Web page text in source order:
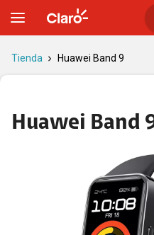
Tienda Huawei Band 9
Huawei Band
Huawei Band 9 | Tienda Claro